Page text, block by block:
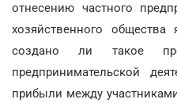
отнесению частного
хозяйственного общества
создано ли такое
предпринимательской
прибыли между